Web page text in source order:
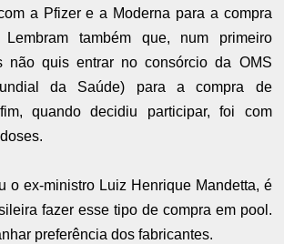
a Pfizer e a Moderna para a compra
Lembram também que, num primeiro
não quis entrar no consórcio da OMS
da Saúde) para a compra de
quando decidiu participar, foi com
o ex-ministro Luiz Henrique Mandetta, é
fazer esse tipo de compra em pool.
preferência dos fabricantes.